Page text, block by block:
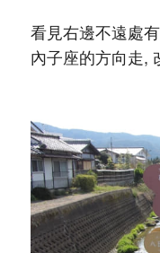
看見右邊不遠處
內子座的方向走,